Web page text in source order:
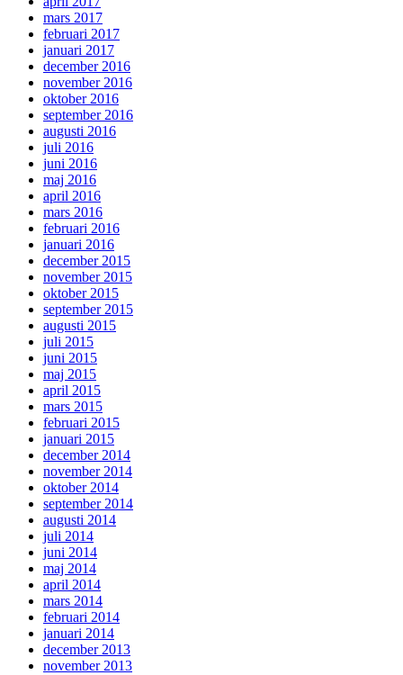
mars 2017
februari 2017
januari 2017
december 2016
november 2016
oktober 2016
september 2016
augusti 2016
juli 2016
juni 2016
maj 2016
april 2016
mars 2016
februari 2016
januari 2016
december 2015
november 2015
oktober 2015
september 2015
augusti 2015
juli 2015
juni 2015
maj 2015
april 2015
mars 2015
februari 2015
januari 2015
december 2014
november 2014
oktober 2014
september 2014
augusti 2014
juli 2014
juni 2014
maj 2014
april 2014
mars 2014
februari 2014
januari 2014
december 2013
november 2013